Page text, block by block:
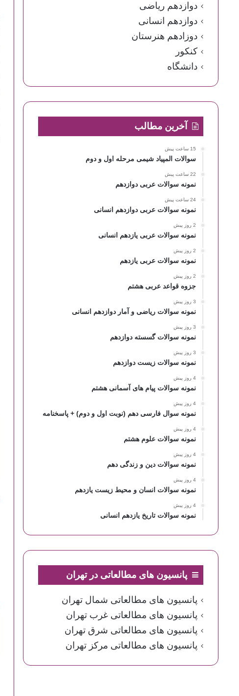
دوازدهم ریاضی
دوازدهم انسانی
دوزادهم هنرستان
کنکور
دانشگاه
آخرین مطالب
15 ساعت پیش
سوالات المپیاد شیمی مرحله اول و دوم
22 ساعت پیش
نمونه سوالات عربی دوازدهم
24 ساعت پیش
نمونه سوالات عربی دوازدهم انسانی
2 روز پیش
نمونه سوالات عربی یازدهم انسانی
2 روز پیش
نمونه سوالات عربی یازدهم
2 روز پیش
جزوه قواعد عربی هشتم
3 روز پیش
نمونه سوالات ریاضی و آمار دوازدهم انسانی
3 روز پیش
نمونه سوالات گسسته دوازدهم
3 روز پیش
نمونه سوالات زیست دوازدهم
4 روز پیش
نمونه سوالات پیام های آسمانی هشتم
4 روز پیش
نمونه سوال فارسی دهم (نوبت اول و دوم) + پاسخنامه
4 روز پیش
نمونه سوالات علوم هشتم
4 روز پیش
نمونه سوالات دین و زندگی دهم
4 روز پیش
نمونه سوالات انسان و محیط زیست یازدهم
4 روز پیش
نمونه سوالات تاریخ یازدهم انسانی
پانسیون های مطالعاتی در تهران
پانسیون های مطالعاتی شمال تهران
پانسیون های مطالعاتی غرب تهران
پانسیون های مطالعاتی شرق تهران
پانسیون های مطالعاتی مرکز تهران